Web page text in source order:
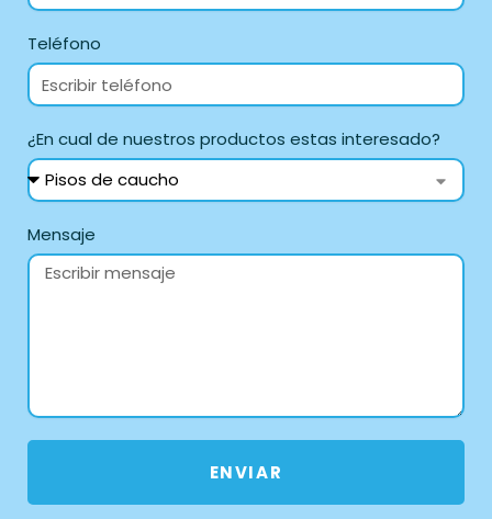
Teléfono
¿En cual de nuestros productos estas interesado?
Mensaje
ENVIAR